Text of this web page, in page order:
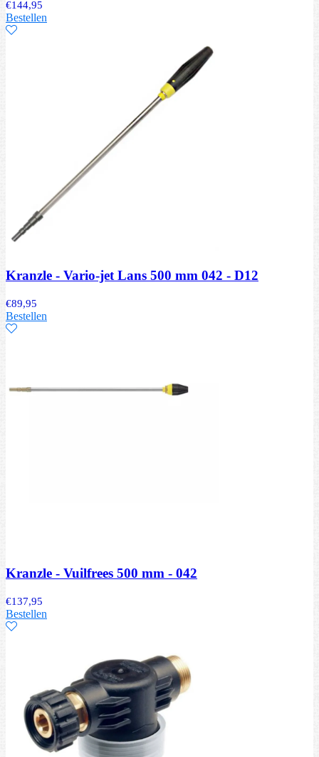
€144,95
Bestellen
Kranzle - Vario-jet Lans 500 mm 042 - D12
€89,95
Bestellen
Kranzle - Vuilfrees 500 mm - 042
€137,95
Bestellen